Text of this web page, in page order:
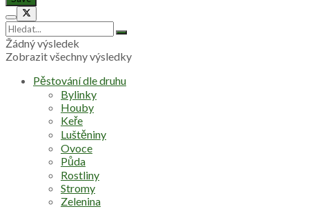
Žádný výsledek
Zobrazit všechny výsledky
Pěstování dle druhu
Bylinky
Houby
Keře
Luštěniny
Ovoce
Půda
Rostliny
Stromy
Zelenina